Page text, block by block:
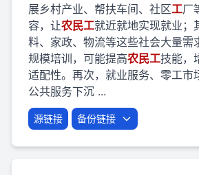
展乡村产业、帮扶车间、社区工厂
容，让农民工就近就地实现就业；
料、家政、物流等这些社会大量需
规模培训，可能提高农民工技能，
适配性。再次，就业服务、零工市
公共服务下沉 ...
源链接 备份链接